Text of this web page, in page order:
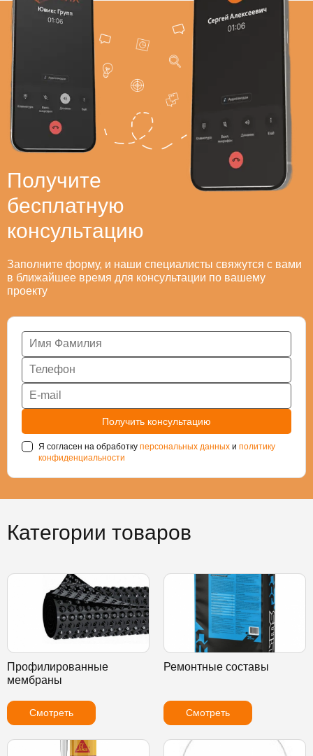
Получите
бесплатную
консультацию
Заполните форму, и наши специалисты свяжутся с вами
в ближайшее время для консультации по вашему
проекту
Я согласен на обработку персональных данных и политику
конфиденциальности
Категории товаров
Профилированные
мембраны
Смотреть
Ремонтные составы
Смотреть